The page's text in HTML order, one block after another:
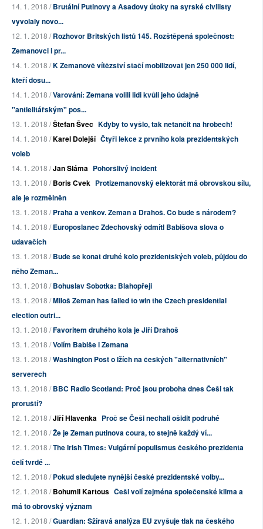
14. 1. 2018 /Brutální Putinovy a Asadovy útoky na syrské civilisty
vyvolaly novo...
12. 1. 2018 /Rozhovor Britských listů 145. Rozštěpená společnost:
Zemanovci i pr...
14. 1. 2018 /K Zemanově vítězství stačí mobilizovat jen 250 000 lidí,
kteří dosu...
14. 1. 2018 /Varování: Zemana volili lidi kvůli jeho údajně
"antielitářským" pos...
13. 1. 2018 /Štefan Švec Kdyby to vyšlo, tak netančit na hrobech!
14. 1. 2018 /Karel Dolejší Čtyři lekce z prvního kola prezidentských
voleb
14. 1. 2018 /Jan Sláma Pohoršlivý incident
13. 1. 2018 /Boris Cvek Protizemanovský elektorát má obrovskou sílu,
ale je rozmělněn
13. 1. 2018 /Praha a venkov. Zeman a Drahoš. Co bude s národem?
14. 1. 2018 /Europoslanec Zdechovský odmítl Babišova slova o
udavačích
13. 1. 2018 /Bude se konat druhé kolo prezidentských voleb, půjdou do
něho Zeman...
13. 1. 2018 /Bohuslav Sobotka: Blahopřeji
13. 1. 2018 /Miloš Zeman has failed to win the Czech presidential
election outri...
13. 1. 2018 /Favoritem druhého kola je Jiří Drahoš
13. 1. 2018 /Volím Babiše i Zemana
13. 1. 2018 /Washington Post o lžích na českých "alternativních"
serverech
13. 1. 2018 /BBC Radio Scotland: Proč jsou proboha dnes Češi tak
proruští?
12. 1. 2018 /Jiří Hlavenka Proč se Češi nechali ošidit podruhé
12. 1. 2018 /Že je Zeman putinova coura, to stejně každý ví...
12. 1. 2018 /The Irish TImes: Vulgární populismus českého prezidenta
čelí tvrdé ...
12. 1. 2018 /Pokud sledujete nynější české prezidentské volby...
12. 1. 2018 /Bohumil Kartous Češi volí zejména společenské klima a
má to obrovský význam
12. 1. 2018 /Guardian: Sžíravá analýza EU zvyšuje tlak na českého